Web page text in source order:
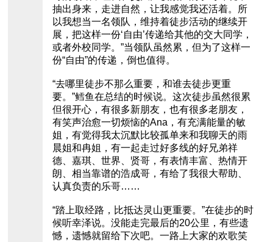
抽出身来，走进自然，让我感觉我还活着。所
以我想当一名领队，维持着徒步活动的继续开
展，把这样一份‘自由’传递给其他的交大同学，
或者外校同学。”当领队虽然累，但为了这样一
份“自由”的传递，倒也值得。
“去哪里徒步不那么重要，和谁去徒步更重
要。”鳕鱼在总结的时候说。这次徒步虽然很累
但很开心，有很多新朋友，也有很多老朋友，
有笑声治愈一切烦恼的Ana，有充满能量的敏
姐，有觉得我太沉默比较孤单来和我聊天的雨
晨姐和冉姐，有一起走过好多线的好兄弟祥
德、嘉琪、世界、贤哥，有表情丰富、热情开
朗、相当靠谱的浩成哥，有给了我很大帮助、
认真负责的乐哥……
“踏上取经路，比抵达灵山更重要。”在徒步的时
候听幸泽说。没能走完最后的20公里，有些遗
憾，遗憾就留给下次吧。一路上大家的欢歌笑